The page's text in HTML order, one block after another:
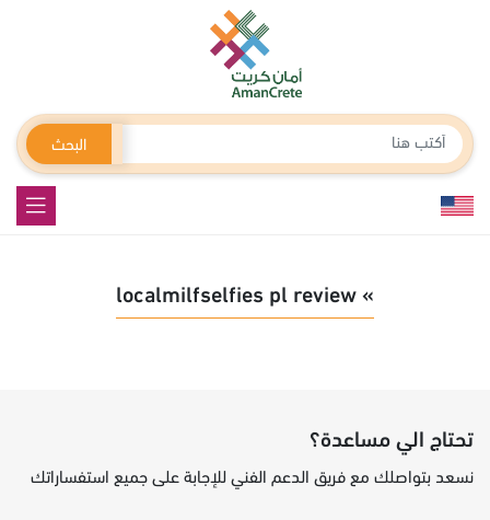
البحث
» localmilfselfies pl review
تحتاج الي مساعدة؟
نسعد بتواصلك مع فريق الدعم الفني للإجابة على جميع استفساراتك